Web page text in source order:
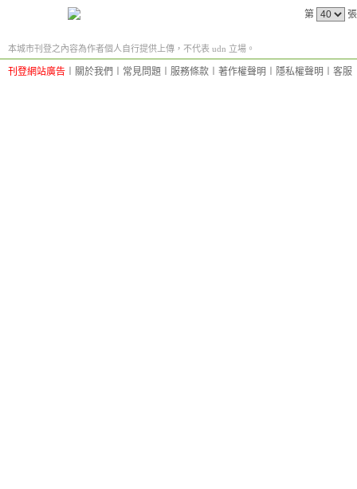
第
本城市刊登之內容為作者個人自行提供上傳，不代表 udn 立場。
刊登網站廣告 關於我們 常見問題 服務條款 著作權聲明 隱私權聲明 客服